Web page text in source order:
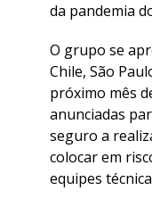
da pandemia
O grupo se
Chile, São
próximo mês
anunciadas
seguro a
colocar em
equipes